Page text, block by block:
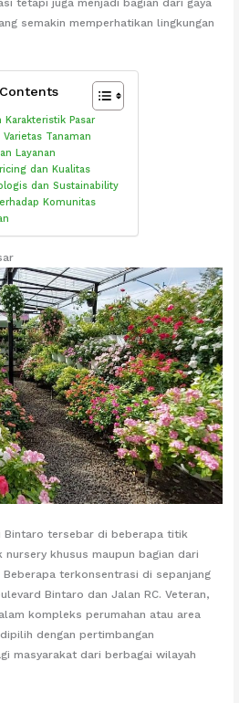
tetapi juga menjadi bagian dari gaya
semakin memperhatikan lingkungan
Karakteristik Pasar
Tanaman
Layanan
dan Kualitas
dan Sustainability
Komunitas
Bintaro tersebar di beberapa titik
khusus maupun bagian dari
terkonsentrasi di sepanjang
Bintaro dan Jalan RC. Veteran,
kompleks perumahan atau area
dengan pertimbangan
masyarakat dari berbagai wilayah